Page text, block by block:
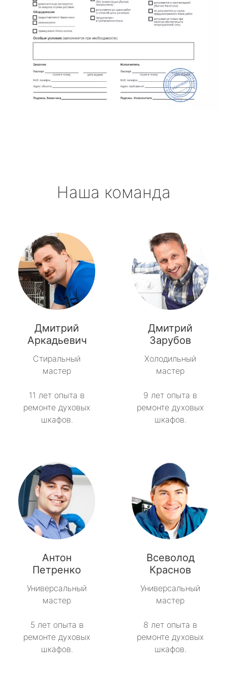
Наша команда
Дмитрий
Аркадьевич
Стиральный
мастер
11 лет опыта в
ремонте духовых
шкафов.
Дмитрий
Зарубов
Холодильный
мастер
9 лет опыта в
ремонте духовых
шкафов.
Антон
Петренко
Универсальный
мастер
5 лет опыта в
ремонте духовых
шкафов.
Всеволод
Краснов
Универсальный
мастер
8 лет опыта в
ремонте духовых
шкафов.